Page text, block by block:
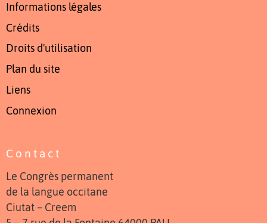
Informations légales
Crédits
Droits d'utilisation
Plan du site
Liens
Connexion
Contact
Le Congrès permanent
de la langue occitane
Ciutat – Creem